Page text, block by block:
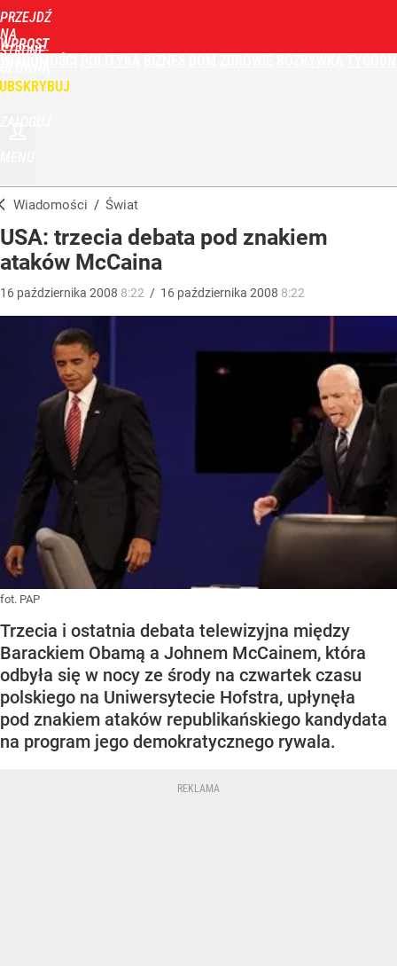
PRZEJDŹ
NA
STRONĘ
WPROST
Wiadomości / Świat
USA: trzecia debata pod znakiem
ataków McCaina
16 października 2008 8:22 / 16 października 2008 8:22
fot. PAP
Trzecia i ostatnia debata telewizyjna między
Barackiem Obamą a Johnem McCainem, która
odbyła się w nocy ze środy na czwartek czasu
polskiego na Uniwersytecie Hofstra, upłynęła
pod znakiem ataków republikańskiego kandydata
na program jego demokratycznego rywala.